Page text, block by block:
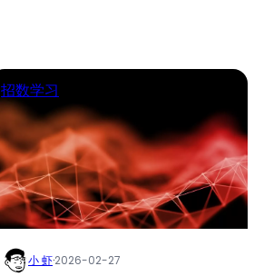
招数学习
小 虾·2026-02-27